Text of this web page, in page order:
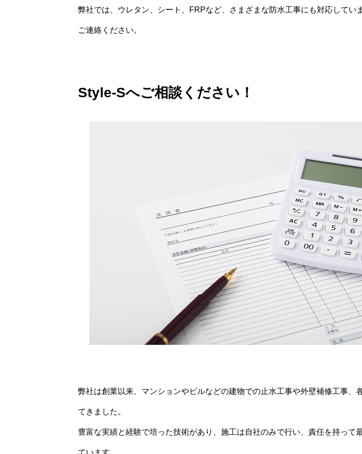
弊社では、ウレタン、シート、FRPなど、さまざまな防水工事にも対応してい
ご連絡ください。
Style-Sへご相談ください！
弊社は創業以来、マンションやビルなどの建物での止水工事や外壁補修工事、
てきました。
豊富な実績と経験で培った技術があり、施工は自社のみで行い、責任を持って